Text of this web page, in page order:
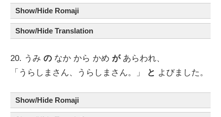
Show/Hide Romaji
Show/Hide Translation
20. うみの なか から かめがあらわれ、
「うらしまさん、うらしまさん。」
と よびました。
Show/Hide Romaji